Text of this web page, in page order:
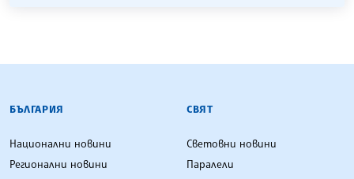
БЪЛГАРСКА ТЕЛЕГРАФНА АГЕНЦИЯ
БЪЛГАРИЯ
Национални новини
Регионални новини
СВЯТ
Световни новини
Паралели